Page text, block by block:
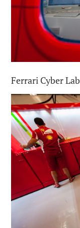
Ferrari Cyber Lab